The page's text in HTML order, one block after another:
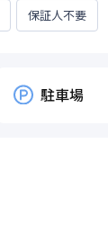
保証人不要
駐車場